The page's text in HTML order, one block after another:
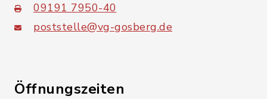
09191 7950-40
poststelle@vg-gosberg.de
Öffnungszeiten